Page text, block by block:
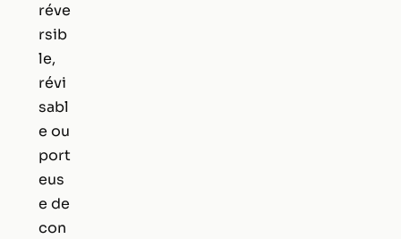
réve
rsib
le,
révi
sabl
e ou
port
eus
e de
con